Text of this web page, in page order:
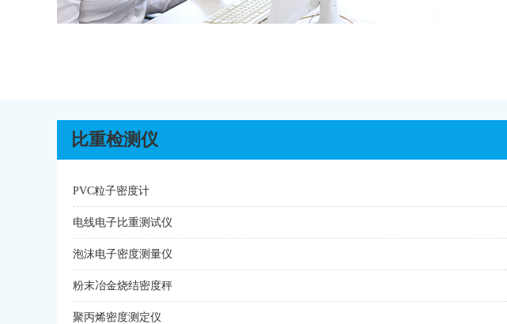
比重检测仪
PVC粒子密度计
电线电子比重测试仪
泡沫电子密度测量仪
粉末冶金烧结密度秤
聚丙烯密度测定仪